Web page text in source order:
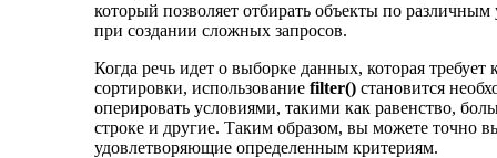
который позволяет отбирать объекты по
при создании сложных запросов.
Когда речь идет о выборке данных, которая
сортировки, использование filter() становится
оперировать условиями, такими как равенство,
строке и другие. Таким образом, вы можете точно
удовлетворяющие определенным критериям.